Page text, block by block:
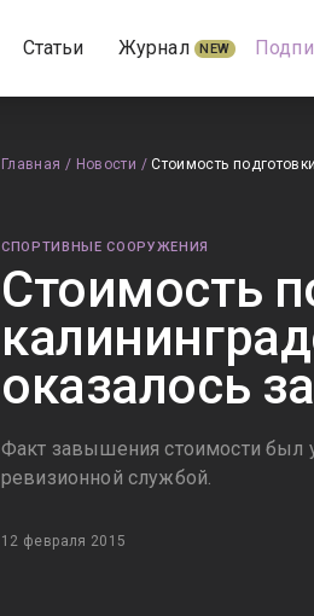
Статьи Журнал NEW
Главная / Новости / Стоимость
СПОРТИВНЫЕ СООРУЖЕНИЯ
Стоимость
оказалось
Факт завышения стоимости был
ревизионной службой.
12 февраля 2015